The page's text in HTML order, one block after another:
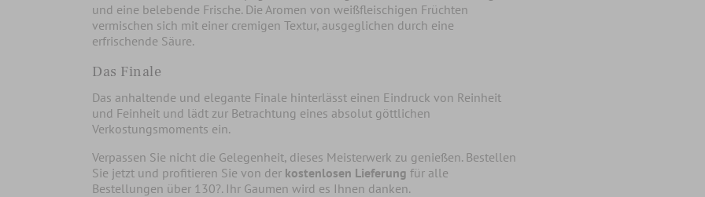
und eine belebende Frische. Die Aromen von weißfleischigen Früchten
vermischen sich mit einer cremigen Textur, ausgeglichen durch eine
erfrischende Säure.
Das Finale
Das anhaltende und elegante Finale hinterlässt einen Eindruck von Reinheit
und Feinheit und lädt zur Betrachtung eines absolut göttlichen
Verkostungsmoments ein.
Verpassen Sie nicht die Gelegenheit, dieses Meisterwerk zu genießen. Bestellen
Sie jetzt und profitieren Sie von der kostenlosen Lieferung für alle
Bestellungen über 130?. Ihr Gaumen wird es Ihnen danken.